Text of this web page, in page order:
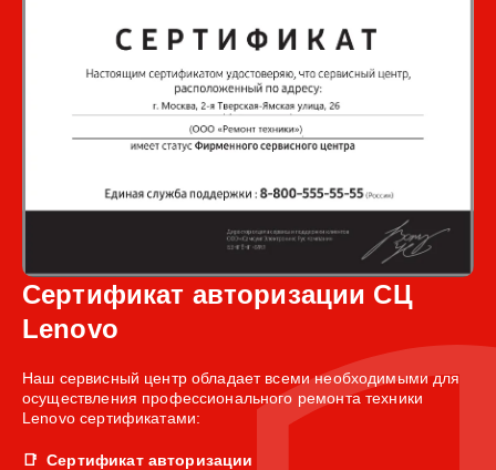
Сертификат авторизации СЦ
Lenovo
Наш сервисный центр обладает всеми необходимыми для
осуществления профессионального ремонта техники
Lenovo сертификатами:
Сертификат авторизации